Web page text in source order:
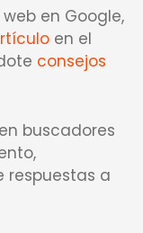
en Google,
en el
consejos
buscadores
respuestas a